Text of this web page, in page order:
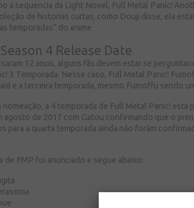
a sequencia da Light Novel, Full Metal Panic!
de historias curtas, como Douji disse, ela
temporadas” do anime
Season 4 Release Date
12 anos, alguns fãs devem estar se
3 Temporada. Nesse caso, Full Metal Panic!
e a terceira temporada, mesmo Fumoffu sendo
a 4 temporada de Full Metal Panic! esta
agosto de 2017 com Gatou confirmando que o
para a quarta temporada ainda não forám
de FMP foi anunciado e segue abaixo: